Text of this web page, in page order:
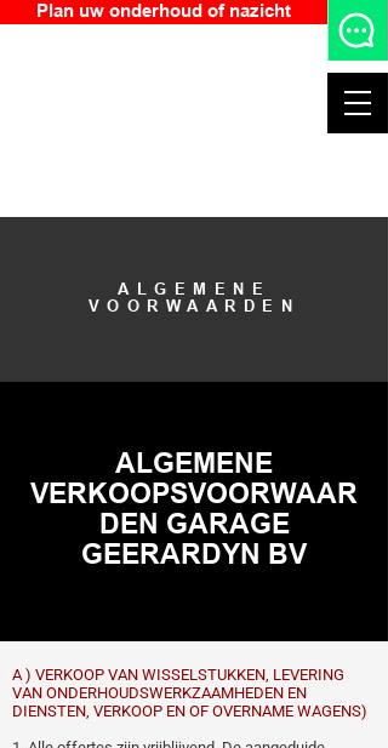
Plan uw onderhoud of nazicht
ALGEMENE
VOORWAARDEN
ALGEMENE
VERKOOPSVOORWAAR
DEN GARAGE
GEERARDYN BV
A ) VERKOOP VAN WISSELSTUKKEN, LEVERING
VAN ONDERHOUDSWERKZAAMHEDEN EN
DIENSTEN, VERKOOP EN OF OVERNAME WAGENS)